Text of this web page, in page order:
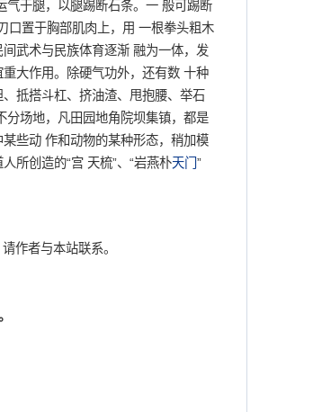
气于腿，以腿踢断石条。一 般可踢断
口置于胸部肌肉上，用 一根拳头粗木
武术与民族体育逐渐 融为一体，发
大作用。除硬气功外，还有数 十种
抵搭斗杠、挤油渣、甩抱腰、举石
分场地，凡田园地角院坝集镇，都是
些动 作和动物的某种形态，稍加模
所创造的“宫 天梳”、“岩燕朴天门 ”
作者与本站联系。